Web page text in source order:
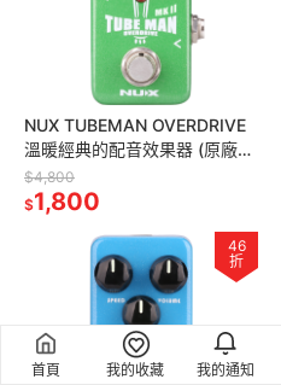
首頁 我的收藏 我的通知
NUX TUBEMAN OVERDRIVE
溫暖經典的配音效果器 (原廠保
固)
$4,800
$1,800
46
折